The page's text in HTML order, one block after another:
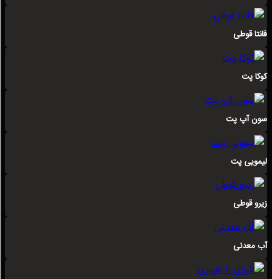
فانتا قوطی
کوکا پت
سون آپ پت
لیمویی پت
زیرو قوطی
آب معدنی